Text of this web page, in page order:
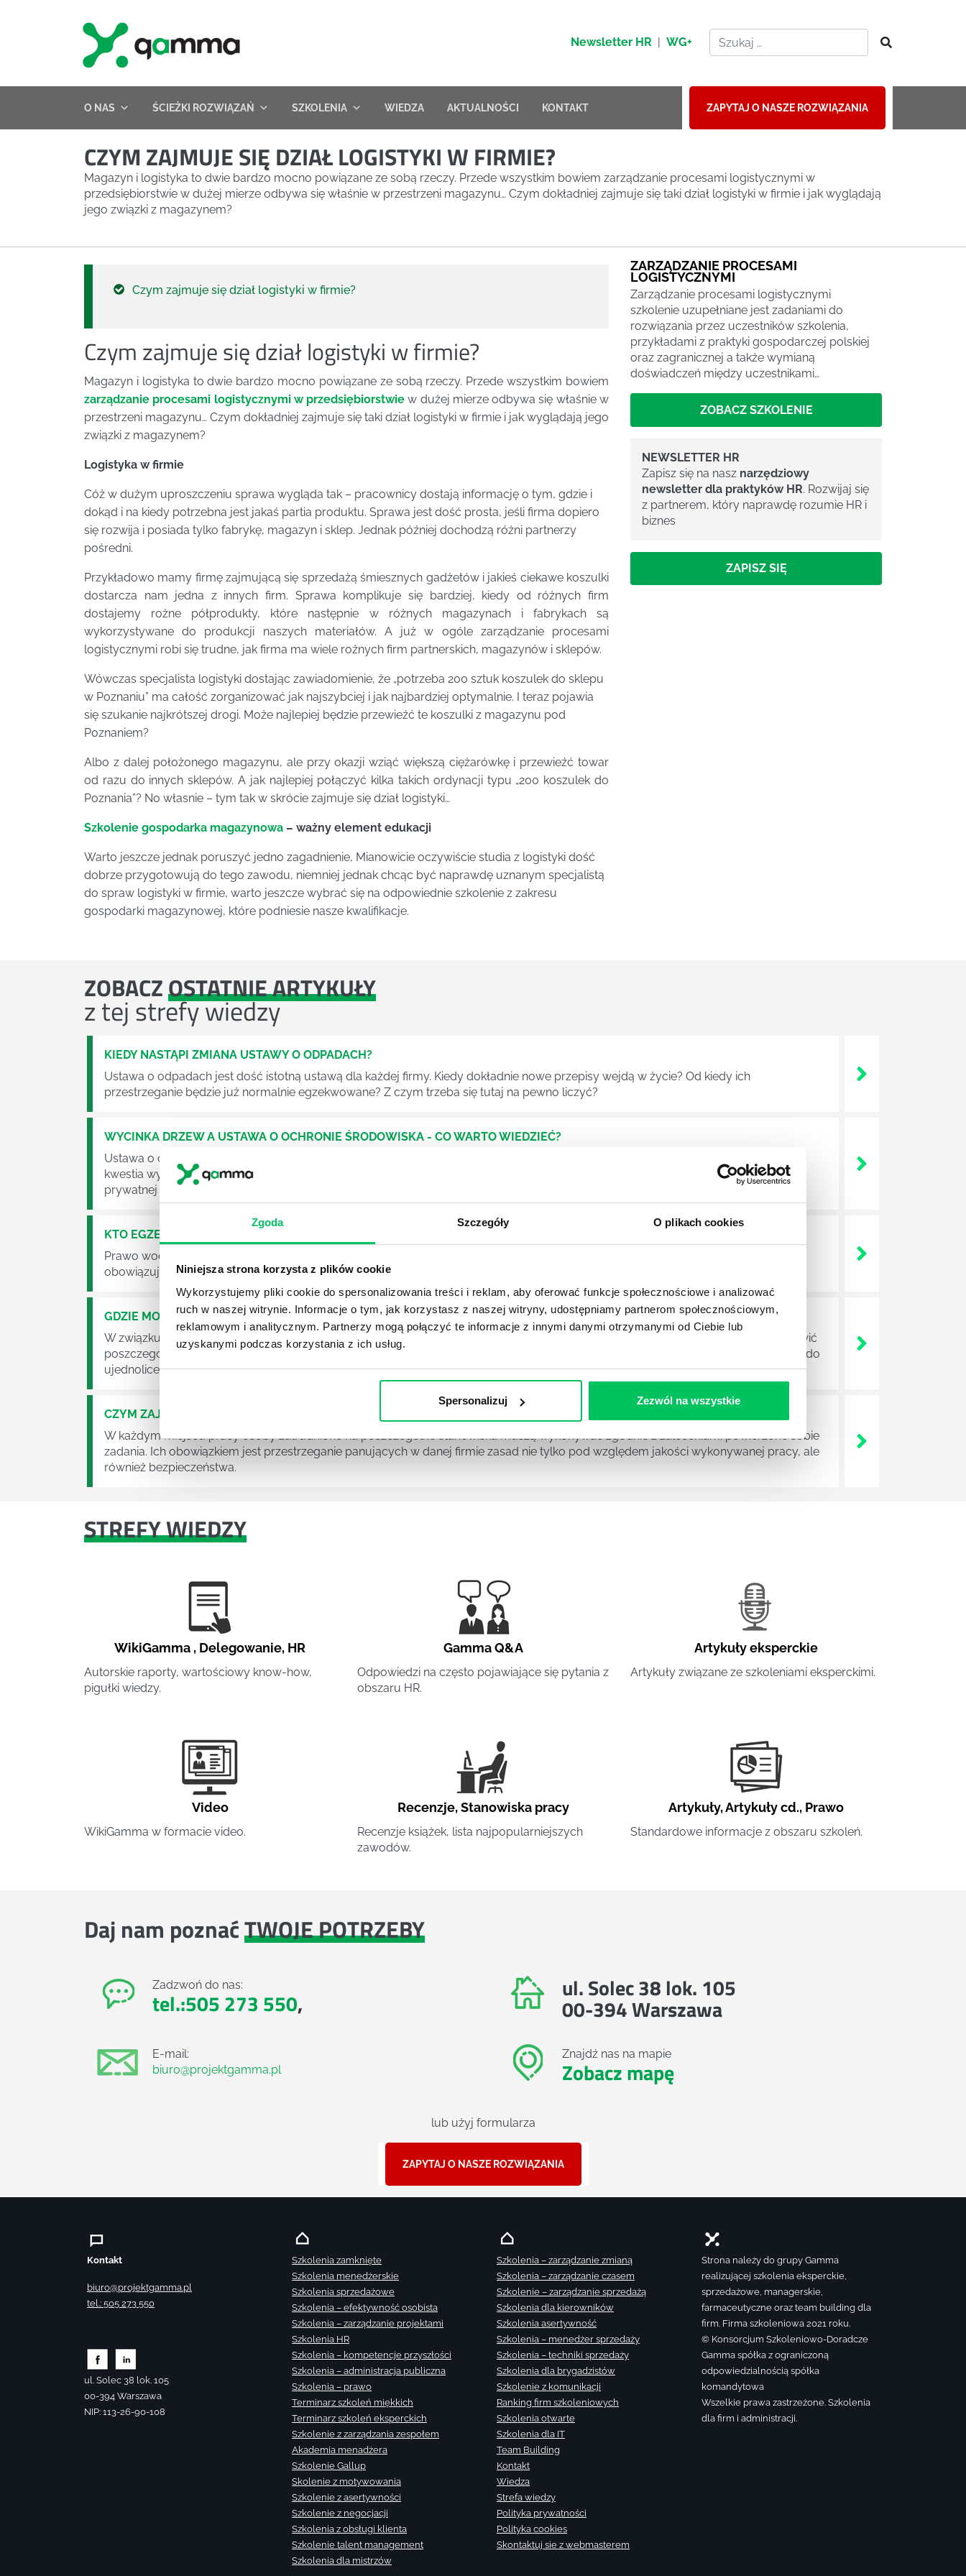
Zgoda Szczegóły O plikach cookies
Niniejsza strona korzysta z plików cookie
Wykorzystujemy pliki cookie do spersonalizowania treści i reklam, aby oferować funkcje społecznościowe i analizować
ruch w naszej witrynie. Informacje o tym, jak korzystasz z naszej witryny, udostępniamy partnerom społecznościowym,
reklamowym i analitycznym. Partnerzy mogą połączyć te informacje z innymi danymi otrzymanymi od Ciebie lub
uzyskanymi podczas korzystania z ich usług.
Spersonalizuj Zezwól na wszystkie
Newsletter HR | WG+
O NAS ŚCIEŻKI ROZWIĄZAŃ SZKOLENIA WIEDZA AKTUALNOŚCI KONTAKT ZAPYTAJ O NASZE ROZWIĄZANIA
CZYM ZAJMUJE SIĘ DZIAŁ LOGISTYKI W FIRMIE?
Magazyn i logistyka to dwie bardzo mocno powiązane ze sobą rzeczy. Przede wszystkim bowiem zarządzanie procesami logistycznymi w
przedsiębiorstwie w dużej mierze odbywa się właśnie w przestrzeni magazynu… Czym dokładniej zajmuje się taki dział logistyki w firmie i jak wyglądają
jego związki z magazynem?
Czym zajmuje się dział logistyki w firmie?
Czym zajmuje się dział logistyki w firmie?
Magazyn i logistyka to dwie bardzo mocno powiązane ze sobą rzeczy. Przede wszystkim bowiem
zarządzanie procesami logistycznymi w przedsiębiorstwie w dużej mierze odbywa się właśnie w
przestrzeni magazynu… Czym dokładniej zajmuje się taki dział logistyki w firmie i jak wyglądają jego
związki z magazynem?
Logistyka w firmie
Cóż w dużym uproszczeniu sprawa wygląda tak – pracownicy dostają informację o tym, gdzie i
dokąd i na kiedy potrzebna jest jakaś partia produktu. Sprawa jest dość prosta, jeśli firma dopiero
się rozwija i posiada tylko fabrykę, magazyn i sklep. Jednak później dochodzą różni partnerzy
pośredni.
Przykładowo mamy firmę zajmującą się sprzedażą śmiesznych gadżetów i jakieś ciekawe koszulki
dostarcza nam jedna z innych firm. Sprawa komplikuje się bardziej, kiedy od różnych firm
dostajemy rożne półprodukty, które następnie w różnych magazynach i fabrykach są
wykorzystywane do produkcji naszych materiałów. A już w ogóle zarządzanie procesami
logistycznymi robi się trudne, jak firma ma wiele rożnych firm partnerskich, magazynów i sklepów.
Wówczas specjalista logistyki dostając zawiadomienie, że „potrzeba 200 sztuk koszulek do sklepu
w Poznaniu” ma całość zorganizować jak najszybciej i jak najbardziej optymalnie. I teraz pojawia
się szukanie najkrótszej drogi. Może najlepiej będzie przewieźć te koszulki z magazynu pod
Poznaniem?
Albo z dalej położonego magazynu, ale przy okazji wziąć większą ciężarówkę i przewieźć towar
od razu do innych sklepów. A jak najlepiej połączyć kilka takich ordynacji typu „200 koszulek do
Poznania”? No własnie – tym tak w skrócie zajmuje się dział logistyki…
Szkolenie gospodarka magazynowa – ważny element edukacji
Warto jeszcze jednak poruszyć jedno zagadnienie, Mianowicie oczywiście studia z logistyki dość
dobrze przygotowują do tego zawodu, niemniej jednak chcąc być naprawdę uznanym specjalistą
do spraw logistyki w firmie, warto jeszcze wybrać się na odpowiednie szkolenie z zakresu
gospodarki magazynowej, które podniesie nasze kwalifikacje.
ZARZĄDZANIE PROCESAMI
LOGISTYCZNYMI
Zarządzanie procesami logistycznymi
szkolenie uzupełniane jest zadaniami do
rozwiązania przez uczestników szkolenia,
przykładami z praktyki gospodarczej polskiej
oraz zagranicznej a także wymianą
doświadczeń między uczestnikami…
ZOBACZ SZKOLENIE
NEWSLETTER HR
Zapisz się na nasz narzędziowy
newsletter dla praktyków HR. Rozwijaj się
z partnerem, który naprawdę rozumie HR i
biznes
ZAPISZ SIĘ
ZOBACZOSTATNIE ARTYKUŁY
z tej strefy wiedzy
KIEDY NASTĄPI ZMIANA USTAWY O ODPADACH?
Ustawa o odpadach jest dość istotną ustawą dla każdej firmy. Kiedy dokładnie nowe przepisy wejdą w życie? Od kiedy ich
przestrzeganie będzie już normalnie egzekwowane? Z czym trzeba się tutaj na pewno liczyć?
WYCINKA DRZEW A USTAWA O OCHRONIE ŚRODOWISKA - CO WARTO WIEDZIEĆ?
Ustawa o ochronie środowiska obowiązuje każdego z nas – bez wyjątku. Warto podkreślić, że określona jest w niej także dokładnie
kwestia wycinki drzew. Czy taka wycinka drzew musi być gdziekolwiek zgłaszana? Jak to w zasadzie dokładniej wygląda? Czy z
prywatnej posesji można wyciąć cokolwiek?
KTO EGZEKWUJE PRAWO WODNE?
Prawo wodne to dość skomplikowane prawo w ustawodawstwie polskim. Na czym dokładniej ono polega? Kogo w zasadzie
obowiązuje? Jak wygląda egzekwowanie prawa wodnego? Na te pytania odpowiemy pokrótce poniżej.
GDZIE MOŻEMY ZAPOZNAĆ SIĘ Z WYMAGANIAMI NORM JAKOŚCI WYROBÓW MEDYCZNYCH?
W związku z ogromnym rozwojem dzisiejszego społeczeństwa wprowadzane jest coraz więcej reguł, które mają za zadanie poprawić
poszczególne dziedziny gospodarki. Dzięki nim wszystkie firmy będą zobowiązane przestrzegać zasad, których wprowadzenie dąży do
ujednolicenia jakości produktów, które trafiają do klientów.
CZYM ZAJMUJE SIĘ AUDYTOR WEWNĘTRZNY LABORATORIUM?
W każdym miejscu pracy osoby zatrudnione na poszczególne stanowiska muszą wykonywać zgodnie z zaleceniami powierzone sobie
zadania. Ich obowiązkiem jest przestrzeganie panujących w danej firmie zasad nie tylko pod względem jakości wykonywanej pracy, ale
również bezpieczeństwa.
STREFY WIEDZY
WikiGamma , Delegowanie, HR
Autorskie raporty, wartościowy know-how,
pigułki wiedzy.
Gamma Q&A
Odpowiedzi na często pojawiające się pytania z
obszaru HR.
Artykuły eksperckie
Artykuły związane ze szkoleniami eksperckimi.
Video
WikiGamma w formacie video.
Recenzje,Stanowiska pracy
Recenzje książek, lista najpopularniejszych
zawodów.
Artykuły,Artykuły cd., Prawo
Standardowe informacje z obszaru szkoleń.
Daj nam poznaćTWOJE POTRZEBY
Zadzwoń do nas:
tel.:505 273 550,
E-mail:
biuro@projektgamma.pl
ul. Solec 38 lok. 105
00-394 Warszawa
Znajdź nas na mapie
Zobacz mapę
lub użyj formularza
ZAPYTAJ O NASZE ROZWIĄZANIA
Kontakt
biuro@projektgamma.pl
tel.: 505 273 550
ul. Solec 38 lok. 105
00-394 Warszawa
NIP: 113-26-90-108
Szkolenia zamknięte
Szkolenia menedżerskie
Szkolenia sprzedażowe
Szkolenia – efektywność osobista
Szkolenia – zarządzanie projektami
Szkolenia HR
Szkolenia – kompetencje przyszłości
Szkolenia – administracja publiczna
Szkolenia – prawo
Terminarz szkoleń miękkich
Terminarz szkoleń eksperckich
Szkolenie z zarządzania zespołem
Akademia menadżera
Szkolenie Gallup
Skolenie z motywowania
Szkolenie z asertywności
Szkolenie z negocjacji
Szkolenia z obsługi klienta
Szkolenie talent management
Szkolenia dla mistrzów
Szkolenia – zarządzanie zmianą
Szkolenia – zarządzanie czasem
Szkolenie – zarządzanie sprzedażą
Szkolenia dla kierowników
Szkolenia asertywność
Szkolenia – menedżer sprzedaży
Szkolenia – techniki sprzedaży
Szkolenia dla brygadzistów
Szkolenie z komunikacji
Ranking firm szkoleniowych
Szkolenia otwarte
Szkolenia dla IT
Team Building
Kontakt
Wiedza
Strefa wiedzy
Polityka prywatności
Polityka cookies
Skontaktuj sie z webmasterem
Strona należy do grupy Gamma
realizującej szkolenia eksperckie,
sprzedażowe, managerskie,
farmaceutyczne oraz team building dla
firm. Firma szkoleniowa 2021 roku.
© Konsorcjum Szkoleniowo-Doradcze
Gamma spółka z ograniczoną
odpowiedzialnością spółka
komandytowa
Wszelkie prawa zastrzeżone. Szkolenia
dla firm i administracji.